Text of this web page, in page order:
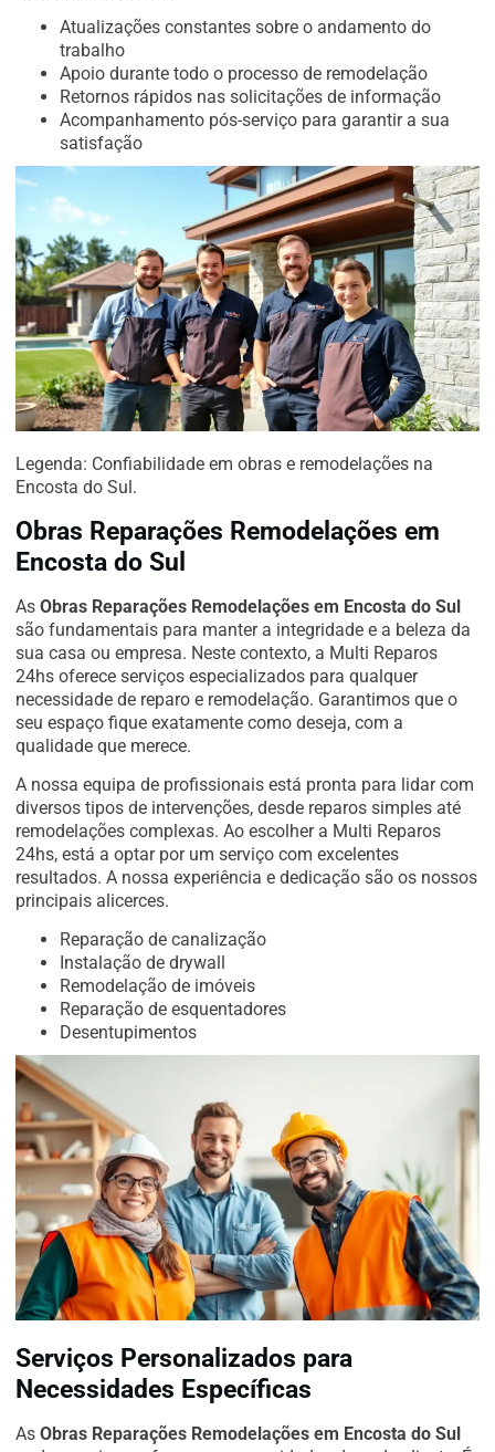
Atualizações constantes sobre o andamento do
trabalho
Apoio durante todo o processo de remodelação
Retornos rápidos nas solicitações de informação
Acompanhamento pós-serviço para garantir a sua
satisfação
Legenda: Confiabilidade em obras e remodelações na
Encosta do Sul.
Obras Reparações Remodelações em
Encosta do Sul
As Obras Reparações Remodelações em Encosta do Sul
são fundamentais para manter a integridade e a beleza da
sua casa ou empresa. Neste contexto, a Multi Reparos
24hs oferece serviços especializados para qualquer
necessidade de reparo e remodelação. Garantimos que o
seu espaço fique exatamente como deseja, com a
qualidade que merece.
A nossa equipa de profissionais está pronta para lidar com
diversos tipos de intervenções, desde reparos simples até
remodelações complexas. Ao escolher a Multi Reparos
24hs, está a optar por um serviço com excelentes
resultados. A nossa experiência e dedicação são os nossos
principais alicerces.
Reparação de canalização
Instalação de drywall
Remodelação de imóveis
Reparação de esquentadores
Desentupimentos
Serviços Personalizados para
Necessidades Específicas
As Obras Reparações Remodelações em Encosta do Sul